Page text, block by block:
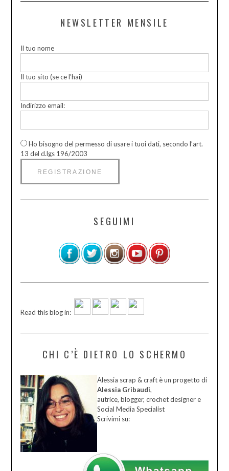
NEWSLETTER MENSILE
Il tuo nome
Il tuo sito (se ce l’hai)
Indirizzo email:
Ho bisogno del permesso di usare i tuoi dati, secondo l’art.
13 del d.lgs 196/2003
SEGUIMI
Read this blog in:
CHI C’È DIETRO LO SCHERMO
Alessia scrap & craft è un progetto di
Alessia Gribaudi,
autrice, blogger, crochet designer e
Social Media Specialist
Scrivimi su: